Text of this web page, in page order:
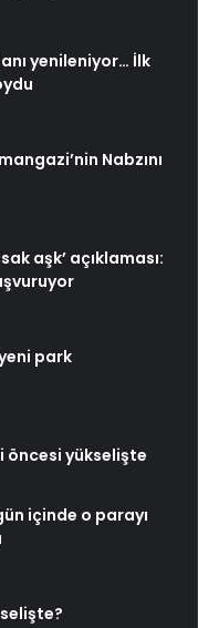
yenileniyor… İlk
Nabzını
aşk’ açıklaması:
park
öncesi yükselişte
içinde o parayı